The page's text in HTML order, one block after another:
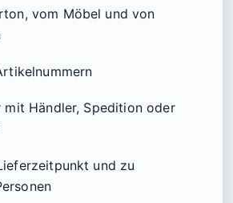
vom Möbel und von
mit Händler, Spedition oder
und zu